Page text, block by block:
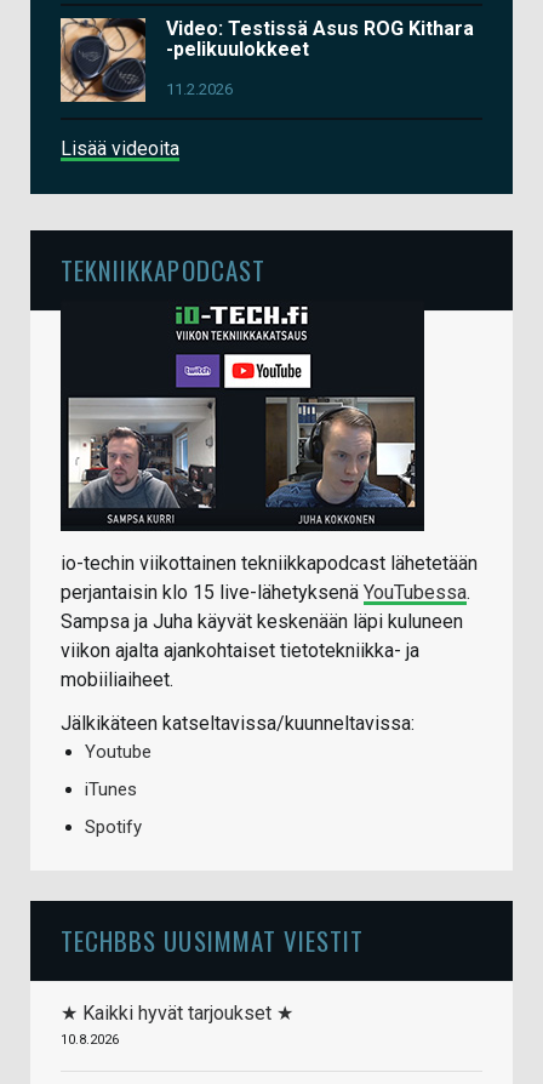
Video: Testissä Asus ROG Kithara
-pelikuulokkeet
11.2.2026
Lisää videoita
TEKNIIKKAPODCAST
io-techin viikottainen tekniikkapodcast lähetetään
perjantaisin klo 15 live-lähetyksenä YouTubessa.
Sampsa ja Juha käyvät keskenään läpi kuluneen
viikon ajalta ajankohtaiset tietotekniikka- ja
mobiiliaiheet.
Jälkikäteen katseltavissa/kuunneltavissa:
Youtube
iTunes
Spotify
TECHBBS UUSIMMAT VIESTIT
★ Kaikki hyvät tarjoukset ★
10.8.2026